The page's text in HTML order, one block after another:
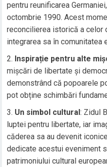
pentru reunificarea
octombrie 1990. Acest
reconcilierea istorică a celor
integrarea sa în comunitatea
Inspirație pentru alte
mișcări de libertate și
demonstrând că popoarele
pot obține schimbări
Un simbol cultural: Zidul
luptei pentru libertate, iar
căderea sa au devenit
dedicate acestui eveniment
patrimoniului cultural